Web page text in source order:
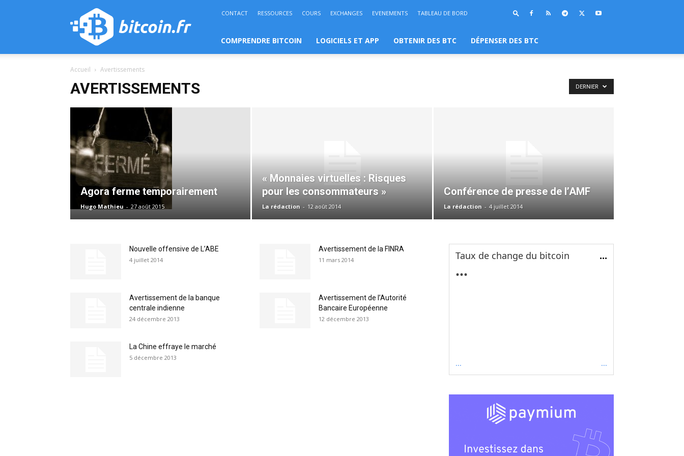
bitcoin.fr
CONTACT RESSOURCES COURS EXCHANGES EVENEMENTS TABLEAU DE BORD
COMPRENDRE BITCOIN LOGICIELS ET APP OBTENIR DES BTC DÉPENSER DES BTC
Accueil Avertissements
AVERTISSEMENTS DERNIER
Agora ferme temporairement
Hugo Mathieu - 27 août 2015
« Monnaies virtuelles : Risques
pour les consommateurs »
La rédaction - 12 août 2014
Conférence de presse de l’AMF
La rédaction - 4 juillet 2014
Nouvelle offensive de L’ABE
4 juillet 2014
Avertissement de la FINRA
11 mars 2014
Avertissement de la banque
centrale indienne
24 décembre 2013
Avertissement de l’Autorité
Bancaire Européenne
12 décembre 2013
La Chine effraye le marché
5 décembre 2013
Taux de change du bitcoin ...
...
... ...